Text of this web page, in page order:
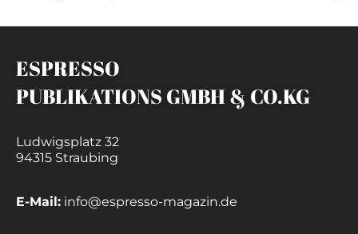
ESPRESSO
PUBLIKATIONS GMBH & CO.KG
Ludwigsplatz 32
94315 Straubing
E-Mail: info@espresso-magazin.de